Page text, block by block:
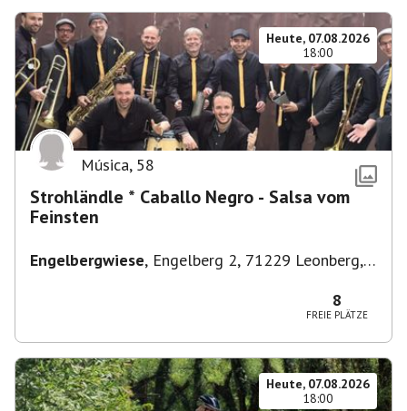
Heute, 07.08.2026
18:00
Música, 58
Strohländle * Caballo Negro - Salsa vom
Feinsten
Engelbergwiese, Engelberg 2, 71229 Leonberg,
8
FREIE PLÄTZE
Heute, 07.08.2026
18:00